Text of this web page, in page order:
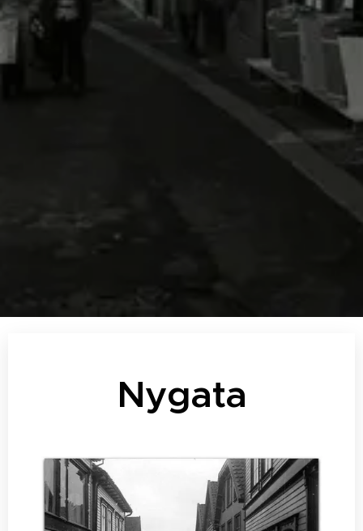
Nygata